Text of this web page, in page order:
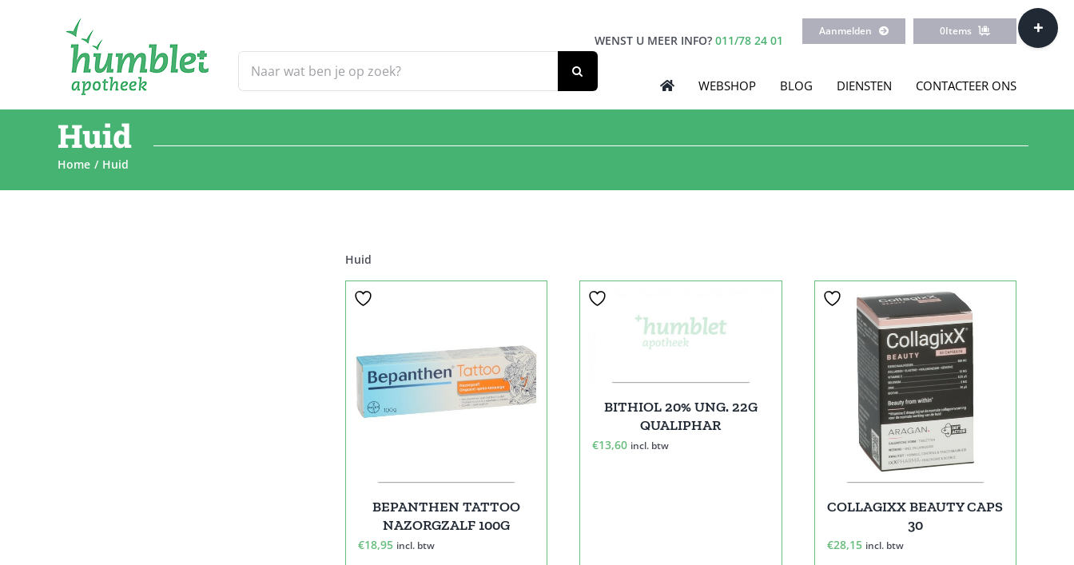
naar:
WENST U MEER INFO? 011/78 24 01
Aanmelden 0Items
WEBSHOP BLOG DIENSTEN CONTACTEER ONS
Huid
Home Huid
Huid
BEPANTHEN TATTOO
NAZORGZALF 100G
€18,95 incl. btw
BITHIOL 20% UNG. 22G
QUALIPHAR
€13,60 incl. btw
COLLAGIXX BEAUTY CAPS
30
€28,15 incl. btw
Toggle
Sliding